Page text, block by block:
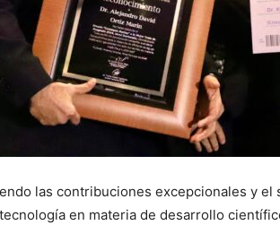
las contribuciones excepcionales y
en materia de desarrollo